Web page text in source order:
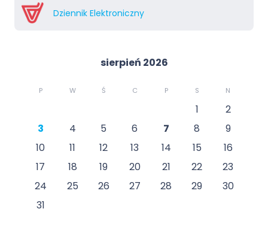
Dziennik Elektroniczny
sierpień 2026
P W Ś C P S N
1
2
3
4 5 6 7 8
9
10
11 12 13 14 15
16
17
18 19 20 21 22
23
24
25 26 27 28 29
30
31